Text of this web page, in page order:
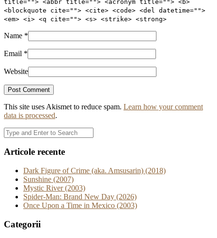
title=""> <abbr title=""> <acronym title=""> <b>
<blockquote cite=""> <cite> <code> <del datetime="">
<em> <i> <q cite=""> <s> <strike> <strong>
Name *
Email *
Website
This site uses Akismet to reduce spam. Learn how your comment
data is processed.
Articole recente
Dark Figure of Crime (aka. Amsusarin) (2018)
Sunshine (2007)
Mystic River (2003)
Spider-Man: Brand New Day (2026)
Once Upon a Time in Mexico (2003)
Categorii